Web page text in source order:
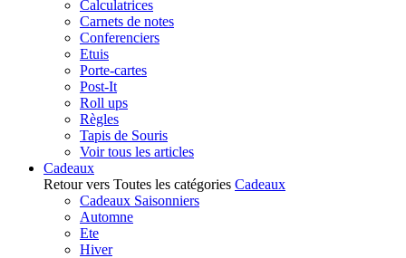
Calculatrices
Carnets de notes
Conferenciers
Etuis
Porte-cartes
Post-It
Roll ups
Règles
Tapis de Souris
Voir tous les articles
Cadeaux
Retour vers Toutes les catégories Cadeaux
Cadeaux Saisonniers
Automne
Ete
Hiver